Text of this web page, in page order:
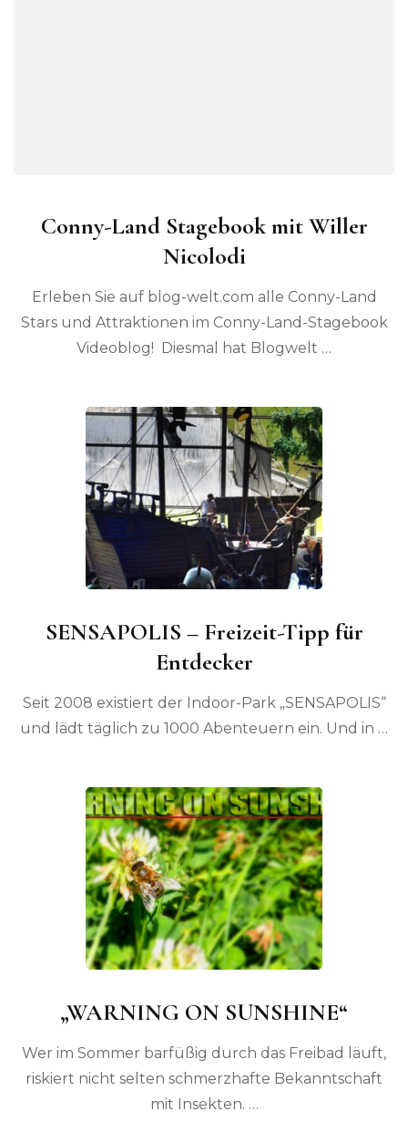
Conny-Land Stagebook mit Willer
Nicolodi
Erleben Sie auf blog-welt.com alle Conny-Land
Stars und Attraktionen im Conny-Land-Stagebook
Videoblog! Diesmal hat Blogwelt …
SENSAPOLIS – Freizeit-Tipp für
Entdecker
Seit 2008 existiert der Indoor-Park „SENSAPOLIS“
und lädt täglich zu 1000 Abenteuern ein. Und in …
„WARNING ON SUNSHINE“
Wer im Sommer barfüßig durch das Freibad läuft,
riskiert nicht selten schmerzhafte Bekanntschaft
mit Insekten. …